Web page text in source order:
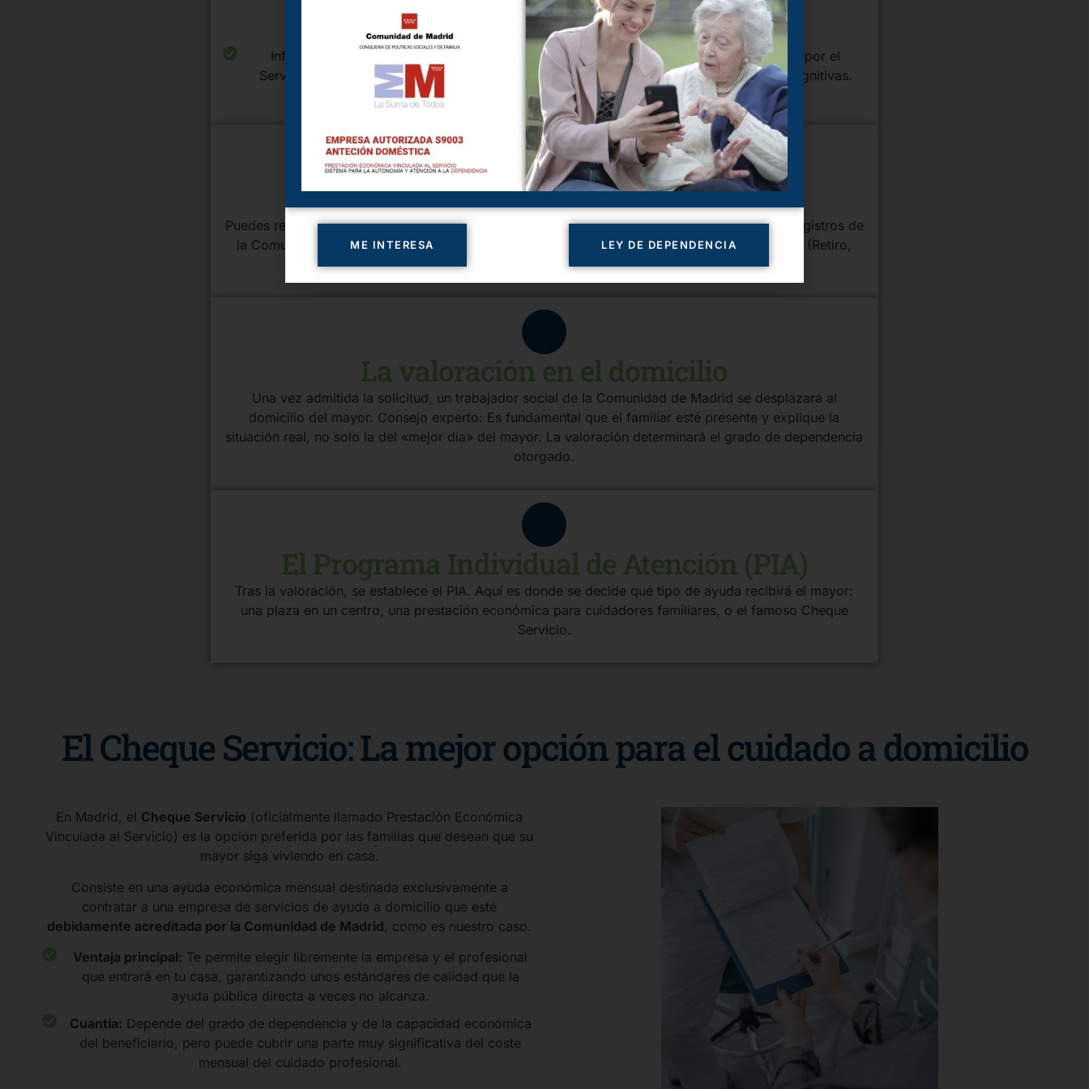
DNI del solicitante y del representante familiar.
Informe de Salud actualizado: Este es el documento más importante. Debe ser emitido por el
Servicio Madrileño de Salud (SERMAS) y detallar claramente las limitaciones físicas o cognitivas.
Certificado de empadronamiento en la Comunidad de Madrid.
Presentación de la solicitud
Puedes realizarla de forma telemática (si tienes certificado digital) o presencialmente en los registros de
la Comunidad de Madrid o en el Centro de Servicios Sociales que te corresponda por barrio (Retiro,
Tetuán, Carabanchel, etc.).
La valoración en el domicilio
Una vez admitida la solicitud, un trabajador social de la Comunidad de Madrid se desplazará al
domicilio del mayor. Consejo experto: Es fundamental que el familiar esté presente y explique la
situación real, no solo la del «mejor día» del mayor. La valoración determinará el grado de dependencia
otorgado.
El Programa Individual de Atención (PIA)
Tras la valoración, se establece el PIA. Aquí es donde se decide qué tipo de ayuda recibirá el mayor:
una plaza en un centro, una prestación económica para cuidadores familiares, o el famoso Cheque
Servicio.
El Cheque Servicio: La mejor opción para el cuidado a domicilio
En Madrid, el Cheque Servicio (oficialmente llamado Prestación Económica
Vinculada al Servicio) es la opción preferida por las familias que desean que su
mayor siga viviendo en casa.
Consiste en una ayuda económica mensual destinada exclusivamente a
contratar a una empresa de servicios de ayuda a domicilio que esté
debidamente acreditada por la Comunidad de Madrid, como es nuestro caso.
Ventaja principal: Te permite elegir libremente la empresa y el profesional
que entrará en tu casa, garantizando unos estándares de calidad que la
ayuda pública directa a veces no alcanza.
Cuantía: Depende del grado de dependencia y de la capacidad económica
del beneficiario, pero puede cubrir una parte muy significativa del coste
mensual del cuidado profesional.
ME INTERESA LEY DE DEPENDENCIA